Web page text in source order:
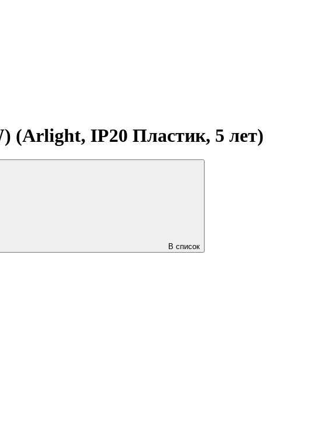
(Arlight, IP20 Пластик, 5 лет)
В список